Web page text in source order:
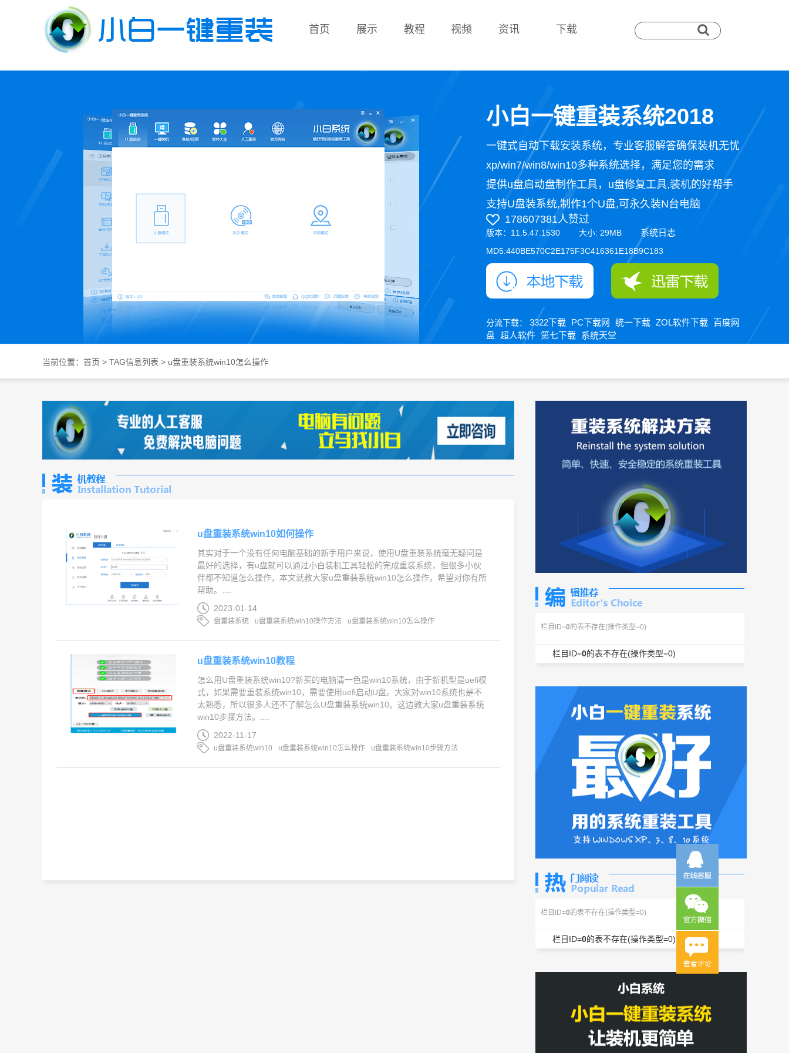
首页 展示 教程 视频 资讯 下载
小白一键重装系统2018
一键式自动下载安装系统，专业客服解答确保装机无忧
xp/win7/win8/win10多种系统选择，满足您的需求
提供u盘启动盘制作工具，u盘修复工具,装机的好帮手
支持U盘装系统,制作1个U盘,可永久装N台电脑
178607381人赞过
版本：11.5.47.1530 大小: 29MB 系统日志
MD5:440BE570C2E175F3C416361E18B9C183
分流下载： 3322下载 PC下载网 统一下载 ZOL软件下载 百度网
盘 超人软件 第七下载 系统天堂
当前位置： 首页 > TAG信息列表 > u盘重装系统win10怎么操作
u盘重装系统win10如何操作
其实对于一个没有任何电脑基础的新手用户来说，使用U盘重装系统毫无疑问是
最好的选择，有u盘就可以通过小白装机工具轻松的完成重装系统，但很多小伙
伴都不知道怎么操作，本文就教大家u盘重装系统win10怎么操作，希望对你有所
帮助。....
2023-01-14
盘重装系统 u盘重装系统win10操作方法 u盘重装系统win10怎么操作
u盘重装系统win10教程
怎么用U盘重装系统win10?新买的电脑清一色是win10系统，由于新机型是uefi模
式，如果需要重装系统win10，需要使用uefi启动U盘。大家对win10系统也是不
太熟悉，所以很多人还不了解怎么U盘重装系统win10。这边教大家u盘重装系统
win10步骤方法。....
2022-11-17
u盘重装系统win10 u盘重装系统win10怎么操作 u盘重装系统win10步骤方法
栏目ID=0 的表不存在(操作类型=0)
栏目ID=0的表不存在(操作类型=0)
栏目ID=0 的表不存在(操作类型=0)
栏目ID=0的表不存在(操作类型=0)